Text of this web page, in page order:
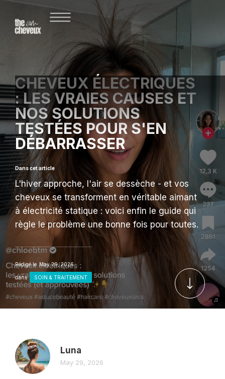
CHEVEUX ÉLECTRIQUES
: LES VRAIES CAUSES ET
NOS SOLUTIONS
TESTÉES POUR S'EN
DÉBARRASSER
Dans cet article
L'hiver approche, l'air se dessèche - et vos
cheveux se transforment en véritable aimant
à électricité statique : voici enfin le guide qui
règle le problème une bonne fois pour toutes.
Rédigé le May 29, 2026
dans SOIN & TRAITEMENT
Luna
May 29, 2026